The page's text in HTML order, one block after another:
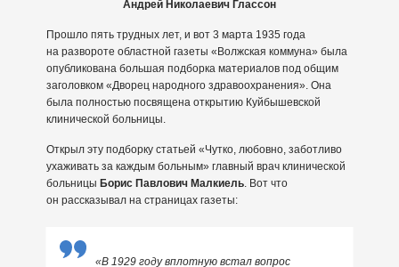
Андрей Николаевич Глассон
Прошло пять трудных лет, и вот 3 марта 1935 года
на развороте областной газеты «Волжская коммуна» была
опубликована большая подборка материалов под общим
заголовком «Дворец народного здравоохранения». Она
была полностью посвящена открытию Куйбышевской
клинической больницы.
Открыл эту подборку статьей «Чутко, любовно, заботливо
ухаживать за каждым больным» главный врач клинической
больницы Борис Павлович Малкиель. Вот что
он рассказывал на страницах газеты:
«В 1929 году вплотную встал вопрос